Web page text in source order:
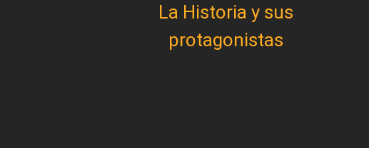
La Historia y sus
protagonistas